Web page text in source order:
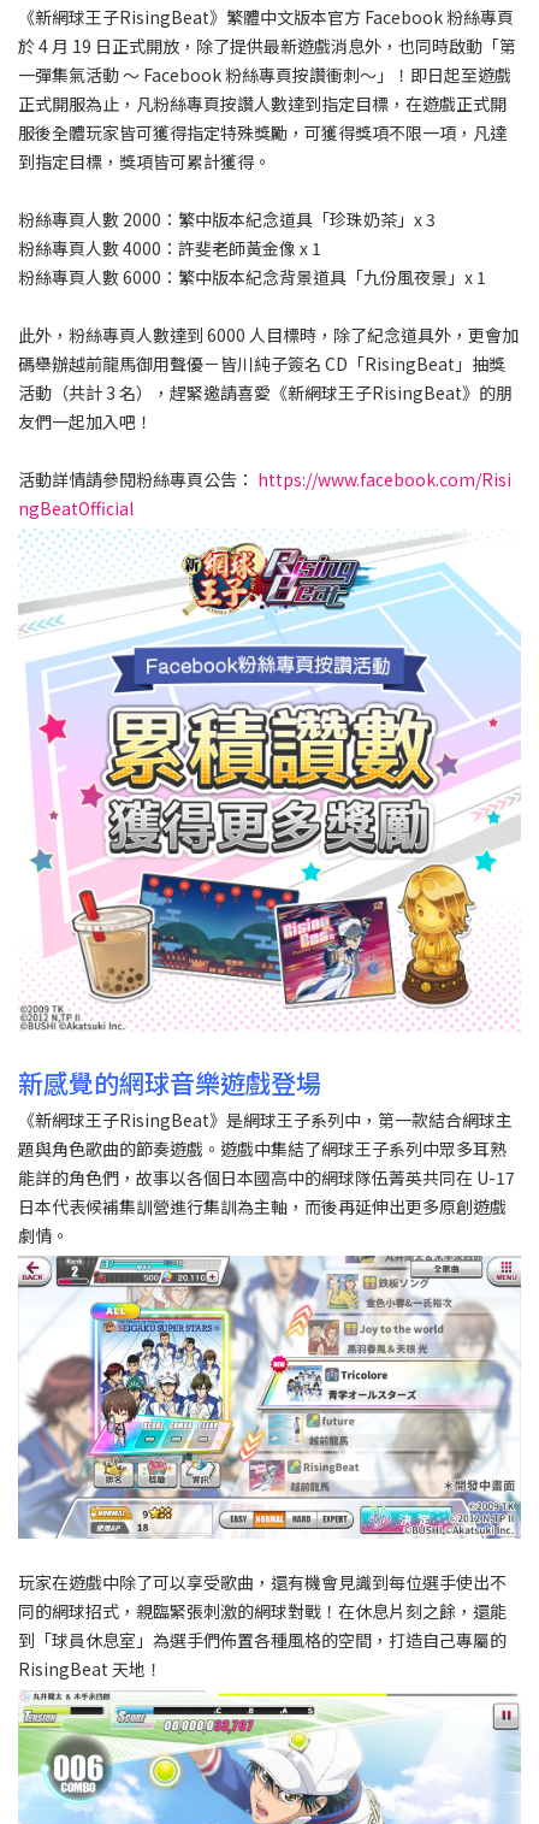
《新網球王子RisingBeat》繁體中文版本官方 Facebook 粉絲專頁
於 4 月 19 日正式開放，除了提供最新遊戲消息外，也同時啟動「第
一彈集氣活動 ～ Facebook 粉絲專頁按讚衝刺～」！即日起至遊戲
正式開服為止，凡粉絲專頁按讚人數達到指定目標，在遊戲正式開
服後全體玩家皆可獲得指定特殊獎勵，可獲得獎項不限一項，凡達
到指定目標，獎項皆可累計獲得。
粉絲專頁人數 2000：繁中版本紀念道具「珍珠奶茶」x 3
粉絲專頁人數 4000：許斐老師黃金像 x 1
粉絲專頁人數 6000：繁中版本紀念背景道具「九份風夜景」x 1
此外，粉絲專頁人數達到 6000 人目標時，除了紀念道具外，更會加
碼舉辦越前龍馬御用聲優－皆川純子簽名 CD「RisingBeat」抽獎
活動（共計 3 名），趕緊邀請喜愛《新網球王子RisingBeat》的朋
友們一起加入吧！
活動詳情請參閱粉絲專頁公告： https://www.facebook.com/Risi
ngBeatOfficial
新感覺的網球音樂遊戲登場
《新網球王子RisingBeat》是網球王子系列中，第一款結合網球主
題與角色歌曲的節奏遊戲。遊戲中集結了網球王子系列中眾多耳熟
能詳的角色們，故事以各個日本國高中的網球隊伍菁英共同在 U-17
日本代表候補集訓營進行集訓為主軸，而後再延伸出更多原創遊戲
劇情。
玩家在遊戲中除了可以享受歌曲，還有機會見識到每位選手使出不
同的網球招式，親臨緊張刺激的網球對戰！在休息片刻之餘，還能
到「球員休息室」為選手們佈置各種風格的空間，打造自己專屬的
RisingBeat 天地！